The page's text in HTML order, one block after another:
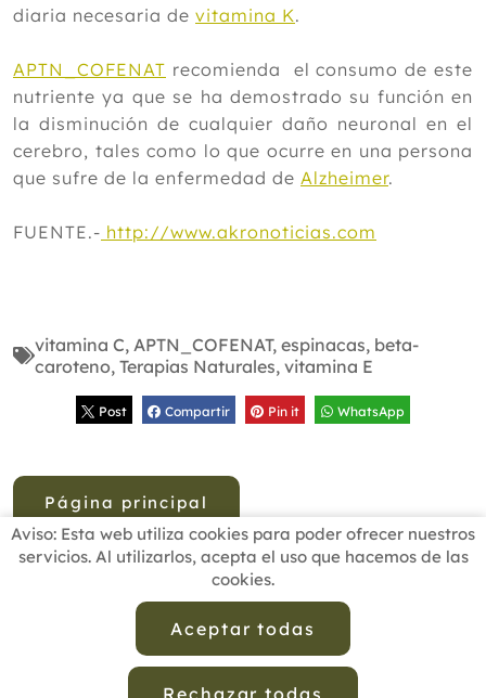
diaria necesaria de vitamina K.
APTN_COFENAT recomienda el consumo de este
nutriente ya que se ha demostrado su función en
la disminución de cualquier daño neuronal en el
cerebro, tales como lo que ocurre en una persona
que sufre de la enfermedad de Alzheimer.
FUENTE.- http://www.akronoticias.com
vitamina C, APTN_COFENAT, espinacas, beta-
caroteno, Terapias Naturales, vitamina E
Post Compartir Pin it WhatsApp
Página principal
Aviso: Esta web utiliza cookies para poder ofrecer nuestros
servicios. Al utilizarlos, acepta el uso que hacemos de las
cookies.
Aceptar todas
Rechazar todas
BUSCADOR PROFESIONALES
ESCUELAS RECOMENDADAS
CONTACTO